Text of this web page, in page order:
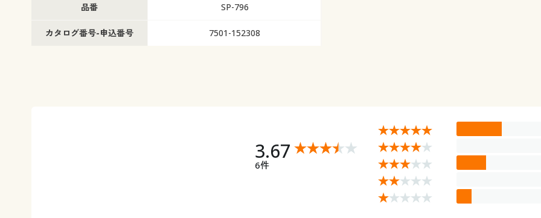
品番 SP-796
カタログ番号-申込番号 7501-152308
3.67
6件